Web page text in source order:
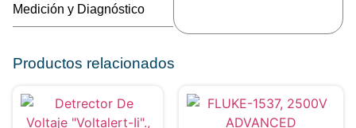
Medición y Diagnóstico
Productos relacionados